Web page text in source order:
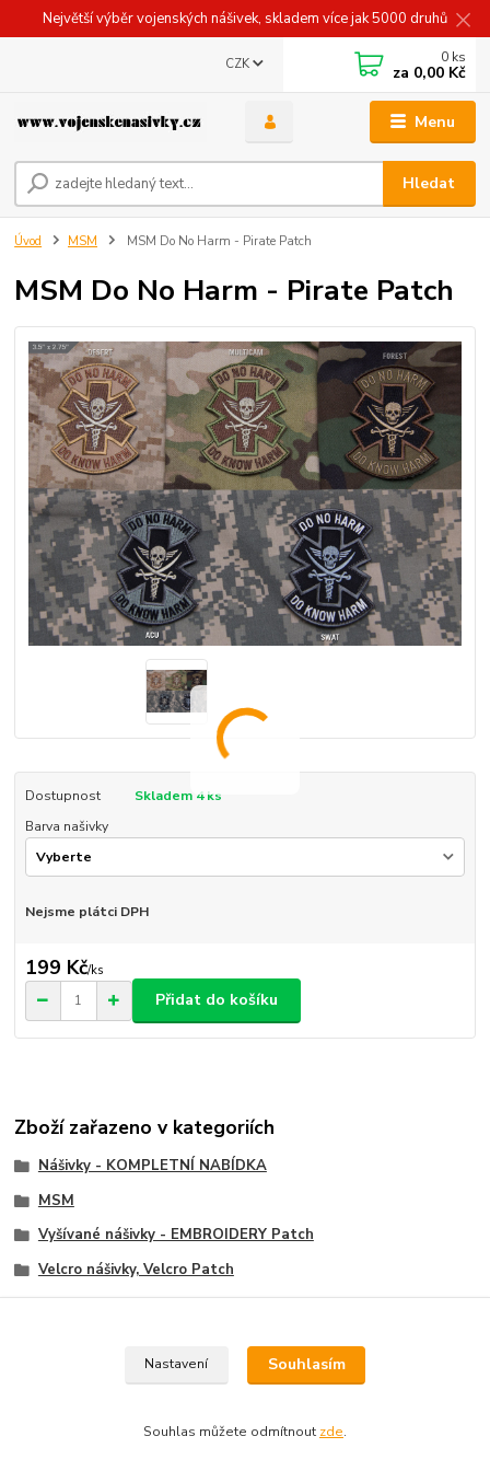
Největší výběr vojenských nášivek, skladem více jak 5000 druhů
Menu
CZK
Hledat
0 ks
za 0,00 Kč
Úvod MSM MSM Do No Harm - Pirate Patch
MSM Do No Harm - Pirate Patch
Dostupnost
Skladem 4 ks
Barva našivky
Nejsme plátci DPH
199 Kč/ks
Přidat do košíku
Zboží zařazeno v kategoriích
Nášivky - KOMPLETNÍ NABÍDKA
MSM
Vyšívané nášivky - EMBROIDERY Patch
Velcro nášivky, Velcro Patch
Medic nášivky, Medic Patch
Nastavení Souhlasím
Souhlas můžete odmítnout zde.